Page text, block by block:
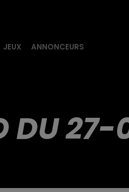
JEUX ANNONCEURS
DU